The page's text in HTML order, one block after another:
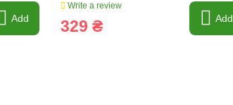
Add
Write a review
329 ₴ Add